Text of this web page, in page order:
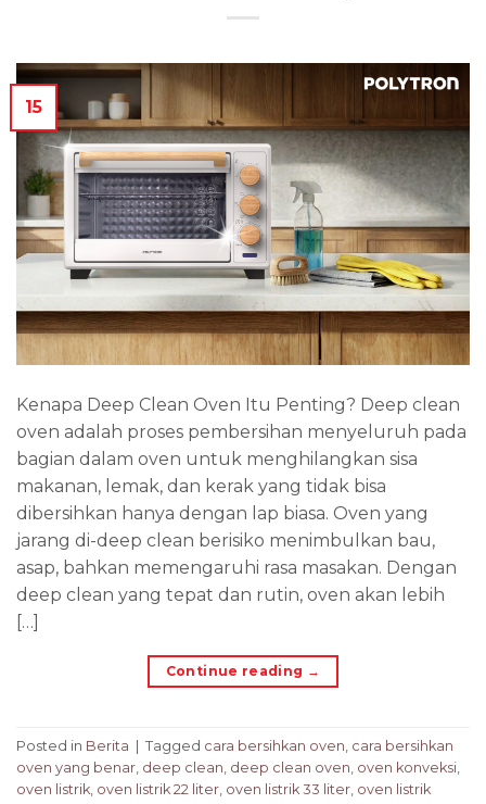
15
Kenapa Deep Clean Oven Itu Penting? Deep clean
oven adalah proses pembersihan menyeluruh pada
bagian dalam oven untuk menghilangkan sisa
makanan, lemak, dan kerak yang tidak bisa
dibersihkan hanya dengan lap biasa. Oven yang
jarang di-deep clean berisiko menimbulkan bau,
asap, bahkan memengaruhi rasa masakan. Dengan
deep clean yang tepat dan rutin, oven akan lebih
[…]
Continue reading →
Posted in Berita Tagged cara bersihkan oven cara bersihkan
oven yang benar deep clean deep clean oven oven konveksi
oven listrik oven listrik 22 liter oven listrik 33 liter oven listrik